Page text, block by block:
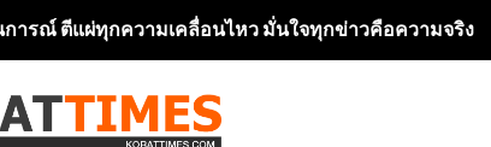
การณ์ ตีแผ่ทุกความเคลื่อนไหว มั่นใจทุกข่าวคือความจริง